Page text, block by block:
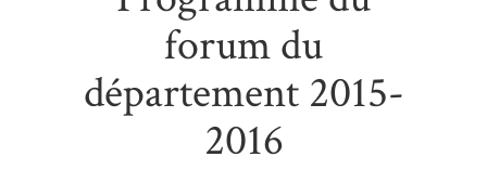
forum du
département 2015-
2016